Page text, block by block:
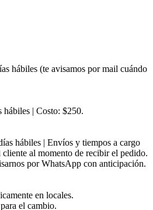
hábiles (te avisamos por mail cuándo
hábiles | Costo: $250.
hábiles | Envíos y tiempos a cargo
al momento de recibir el pedido.
por WhatsApp con anticipación.
en locales.
el cambio.